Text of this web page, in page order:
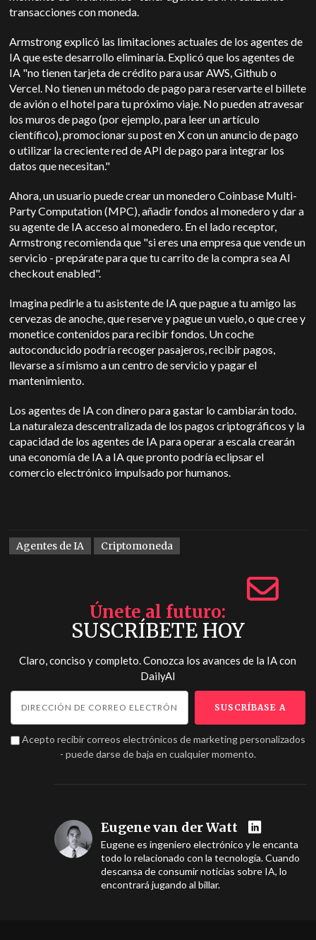
transacciones con moneda.
Armstrong explicó las limitaciones actuales de los agentes de
IA que este desarrollo eliminaría. Explicó que los agentes de
IA "no tienen tarjeta de crédito para usar AWS, Github o
Vercel. No tienen un método de pago para reservarte el billete
de avión o el hotel para tu próximo viaje. No pueden atravesar
los muros de pago (por ejemplo, para leer un artículo
científico), promocionar su post en X con un anuncio de pago
o utilizar la creciente red de API de pago para integrar los
datos que necesitan."
Ahora, un usuario puede crear un monedero Coinbase Multi-
Party Computation (MPC), añadir fondos al monedero y dar a
su agente de IA acceso al monedero. En el lado receptor,
Armstrong recomienda que "si eres una empresa que vende un
servicio - prepárate para que tu carrito de la compra sea AI
checkout enabled".
Imagina pedirle a tu asistente de IA que pague a tu amigo las
cervezas de anoche, que reserve y pague un vuelo, o que cree y
monetice contenidos para recibir fondos. Un coche
autoconducido podría recoger pasajeros, recibir pagos,
llevarse a sí mismo a un centro de servicio y pagar el
mantenimiento.
Los agentes de IA con dinero para gastar lo cambiarán todo.
La naturaleza descentralizada de los pagos criptográficos y la
capacidad de los agentes de IA para operar a escala crearán
una economía de IA a IA que pronto podría eclipsar el
comercio electrónico impulsado por humanos.
Agentes de IA Criptomoneda
Únete al futuro
SUSCRÍBETE HOY
Claro, conciso y completo. Conozca los avances de la IA con
DailyAI
Acepto recibir correos electrónicos de marketing personalizados
- puede darse de baja en cualquier momento.
Eugene van der Watt
Eugene es ingeniero electrónico y le encanta
todo lo relacionado con la tecnología. Cuando
descansa de consumir noticias sobre IA, lo
encontrará jugando al billar.